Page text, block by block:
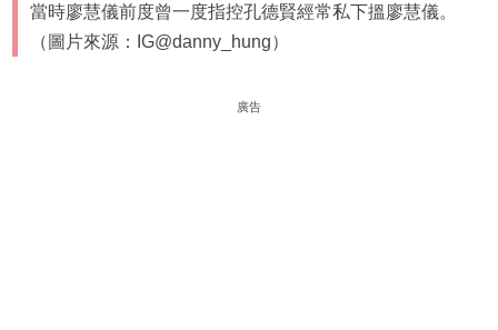
當時廖慧儀前度曾一度指控孔德賢經常私下搵廖慧儀。
（圖片來源：IG@danny_hung）
廣告